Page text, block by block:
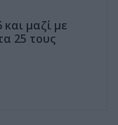
και μαζί με
25 τους